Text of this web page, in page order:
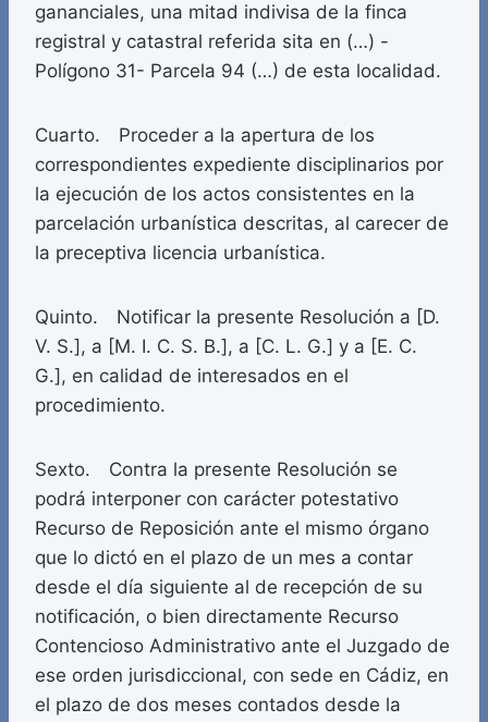
gananciales, una mitad indivisa de la finca
registral y catastral referida sita en (…) -
Polígono 31- Parcela 94 (…) de esta localidad.
Cuarto. Proceder a la apertura de los
correspondientes expediente disciplinarios por
la ejecución de los actos consistentes en la
parcelación urbanística descritas, al carecer de
la preceptiva licencia urbanística.
Quinto. Notificar la presente Resolución a [D.
V. S.], a [M. I. C. S. B.], a [C. L. G.] y a [E. C.
G.], en calidad de interesados en el
procedimiento.
Sexto. Contra la presente Resolución se
podrá interponer con carácter potestativo
Recurso de Reposición ante el mismo órgano
que lo dictó en el plazo de un mes a contar
desde el día siguiente al de recepción de su
notificación, o bien directamente Recurso
Contencioso Administrativo ante el Juzgado de
ese orden jurisdiccional, con sede en Cádiz, en
el plazo de dos meses contados desde la